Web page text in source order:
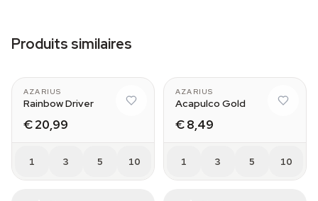
Produits similaires
AZARIUS
Rainbow Driver
€ 20,99
1 3 5 10
AZARIUS
Acapulco Gold
€ 8,49
1 3 5 10